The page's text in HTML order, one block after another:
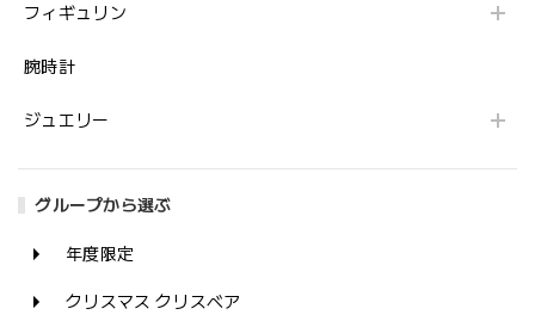
フィギュリン
腕時計
ジュエリー
グループから選ぶ
年度限定
クリスマス クリスベア